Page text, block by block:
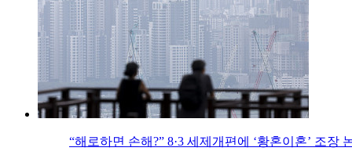
“해로하면 손해?” 8·3 세제개편에 ‘황혼이혼’ 조장